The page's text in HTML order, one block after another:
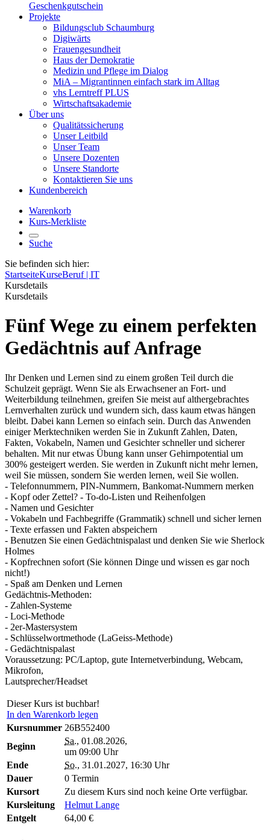
Geschenkgutschein
Projekte
Bildungsclub Schaumburg
Digiwärts
Frauengesundheit
Haus der Demokratie
Medizin und Pflege im Dialog
MiA – Migrantinnen einfach stark im Alltag
vhs Lerntreff PLUS
Wirtschaftsakademie
Über uns
Qualitätssicherung
Unser Leitbild
Unser Team
Unsere Dozenten
Unsere Standorte
Kontaktieren Sie uns
Kundenbereich
Warenkorb
Kurs-Merkliste
Suche
Sie befinden sich hier:
StartseiteKurseBeruf | IT
Kursdetails
Kursdetails
Fünf Wege zu einem perfekten
Gedächtnis auf Anfrage
Ihr Denken und Lernen sind zu einem großen Teil durch die
Schulzeit geprägt. Wenn Sie als Erwachsener an Fort- und
Weiterbildung teilnehmen, greifen Sie meist auf althergebrachtes
Lernverhalten zurück und wundern sich, dass kaum etwas hängen
bleibt. Dabei kann Lernen so einfach sein. Durch das Anwenden
einiger Merktechniken werden Sie in Zukunft Zahlen, Daten,
Fakten, Vokabeln, Namen und Gesichter schneller und sicherer
behalten. Mit nur etwas Übung kann unser Gehirnpotential um
300% gesteigert werden. Sie werden in Zukunft nicht mehr lernen,
weil Sie müssen, sondern Sie werden lernen, weil Sie wollen.
- Telefonnummern, PIN-Nummern, Bankomat-Nummern merken
- Kopf oder Zettel? - To-do-Listen und Reihenfolgen
- Namen und Gesichter
- Vokabeln und Fachbegriffe (Grammatik) schnell und sicher lernen
- Texte erfassen und Fakten abspeichern
- Benutzen Sie einen Gedächtnispalast und denken Sie wie Sherlock
Holmes
- Kopfrechnen sofort (Sie können Dinge und wissen es gar noch
nicht!)
- Spaß am Denken und Lernen
Gedächtnis-Methoden:
- Zahlen-Systeme
- Loci-Methode
- 2er-Mastersystem
- Schlüsselwortmethode (LaGeiss-Methode)
- Gedächtnispalast
Voraussetzung: PC/Laptop, gute Internetverbindung, Webcam,
Mikrofon,
Lautsprecher/Headset
Dieser Kurs ist buchbar!
In den Warenkorb legen
Kursnummer 26B552400
Beginn
Sa., 01.08.2026,
um 09:00 Uhr
Ende
So., 31.01.2027, 16:30 Uhr
Dauer
0 Termin
Kursort
Zu diesem Kurs sind noch keine Orte verfügbar.
Kursleitung
Helmut Lange
Entgelt
64,00 €